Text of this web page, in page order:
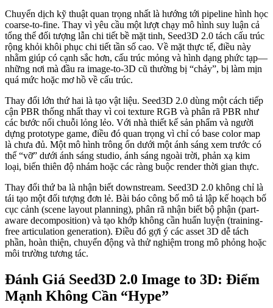
Chuyển dịch kỹ thuật quan trọng nhất là hướng tới pipeline hình học
coarse-to-fine. Thay vì yêu cầu một lượt chạy mô hình suy luận cả
tổng thể đối tượng lẫn chi tiết bề mặt tinh, Seed3D 2.0 tách cấu trúc
rộng khỏi khôi phục chi tiết tần số cao. Về mặt thực tế, điều này
nhằm giúp có cạnh sắc hơn, cấu trúc mỏng và hình dạng phức tạp—
những nơi mà đầu ra image-to-3D cũ thường bị “chảy”, bị làm mịn
quá mức hoặc mơ hồ về cấu trúc.
Thay đổi lớn thứ hai là tạo vật liệu. Seed3D 2.0 dùng một cách tiếp
cận PBR thống nhất thay vì coi texture RGB và phân rã PBR như
các bước nối chuỗi lỏng lẻo. Với nhà thiết kế sản phẩm và người
dựng prototype game, điều đó quan trọng vì chỉ có base color map
là chưa đủ. Một mô hình trông ổn dưới một ánh sáng xem trước có
thể “vỡ” dưới ánh sáng studio, ánh sáng ngoài trời, phản xạ kim
loại, biến thiên độ nhám hoặc các ràng buộc render thời gian thực.
Thay đổi thứ ba là nhận biết downstream. Seed3D 2.0 không chỉ là
tái tạo một đối tượng đơn lẻ. Bài báo công bố mô tả lập kế hoạch bố
cục cảnh (scene layout planning), phân rã nhận biết bộ phận (part-
aware decomposition) và tạo khớp không cần huấn luyện (training-
free articulation generation). Điều đó gợi ý các asset 3D dễ tách
phần, hoàn thiện, chuyển động và thử nghiệm trong mô phỏng hoặc
môi trường tương tác.
Đánh Giá Seed3D 2.0 Image to 3D: Điểm
Mạnh Không Cần “Hype”